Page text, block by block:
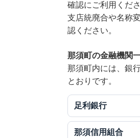
確認にご利用くださ
支店統廃合や名称
認ください。
那須町の金融機関
那須町内には、銀
とおりです。
足利銀行
那須信用組合